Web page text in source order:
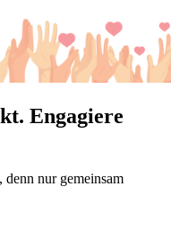
Engagiere
nur gemeinsam